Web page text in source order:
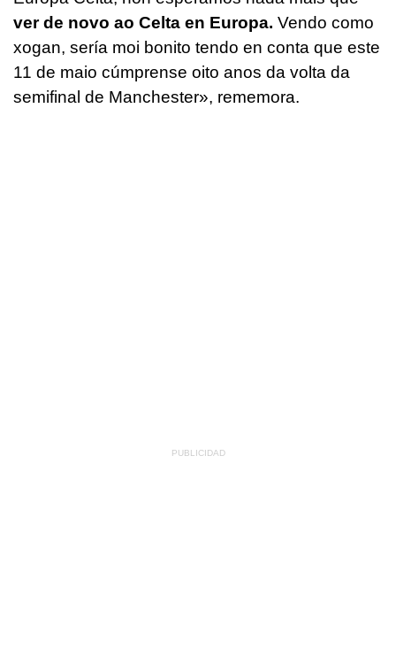
ver de novo ao Celta en Europa. Vendo como
xogan, sería moi bonito tendo en conta que este
11 de maio cúmprense oito anos da volta da
semifinal de Manchester», rememora.